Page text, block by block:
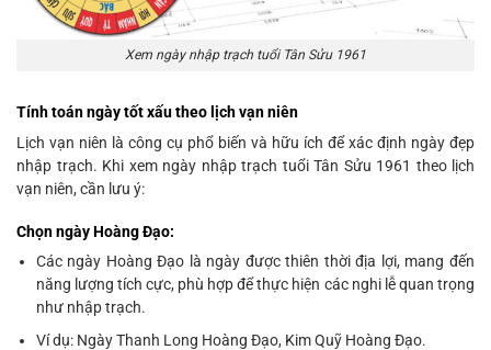
Xem ngày nhập trạch tuổi Tân Sửu 1961
Tính toán ngày tốt xấu theo lịch vạn niên
Lịch vạn niên là công cụ phổ biến và hữu ích để xác định ngày đẹp
nhập trạch. Khi xem ngày nhập trạch tuổi Tân Sửu 1961 theo lịch
vạn niên, cần lưu ý:
Chọn ngày Hoàng Đạo:
Các ngày Hoàng Đạo là ngày được thiên thời địa lợi, mang đến
năng lượng tích cực, phù hợp để thực hiện các nghi lễ quan trọng
như nhập trạch.
Ví dụ: Ngày Thanh Long Hoàng Đạo, Kim Quỹ Hoàng Đạo.